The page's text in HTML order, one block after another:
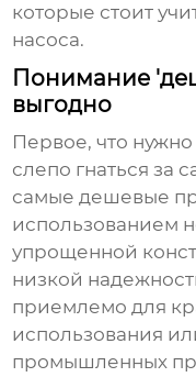
которые стоит
насоса.
Понимание
выгодно
Первое, что нужно
слепо гнаться за
самые дешевые
использованием
упрощенной
низкой
приемлемо для
использования
промышленных